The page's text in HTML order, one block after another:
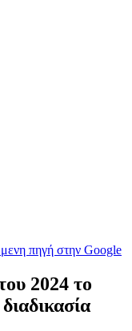
πηγή στην Google
2024 το